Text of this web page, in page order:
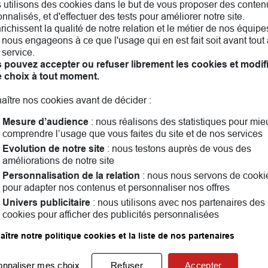
Relecq-Kerhuon! Assurance auto, assurance habitation,
qui vous convient le mieux. Ensemble, nous
vous pouvez consulter lesavis clients
Les agences MAIF dans les villes à proximité
utilisons des cookies dans le but de vous proposer des
et d'effectuer des tests pour améliorer notre site.
la qualité de notre relation et le métier de nos
nous engageons à ce que l'usage qui en est fait soit avant tout
pouvez accepter ou refuser librement les cookies et
choix à tout moment.
nos cookies avant de décider :
Mesure d’audience : nous réalisons des statistiques pour
comprendre l’usage que vous faites du site et de nos services
Evolution de notre site : nous testons auprès de vous des
améliorations de notre site
Personnalisation de la relation : nous nous servons de
pour adapter nos contenus et personnaliser nos offres
Univers publicitaire : nous utilisons avec nos partenaires des
cookies pour afficher des publicités personnalisées
notre politique cookies et la liste de nos partenaires
mes choix Refuser Accepter